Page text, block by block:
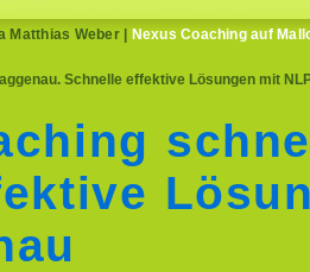
Matthias Weber| Nexus Coaching auf
Schnelle effektive Lösungen mit